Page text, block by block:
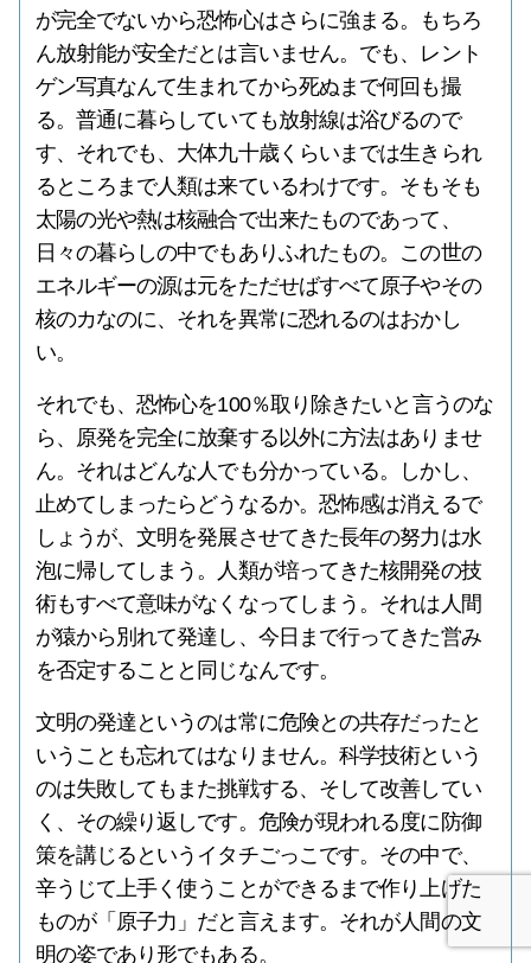
が完全でないから恐怖心はさらに強まる。もちろ
ん放射能が安全だとは言いません。でも、レント
ゲン写真なんて生まれてから死ぬまで何回も撮
る。普通に暮らしていても放射線は浴びるので
す、それでも、大体九十歳くらいまでは生きられ
るところまで人類は来ているわけです。そもそも
太陽の光や熱は核融合で出来たものであって、
日々の暮らしの中でもありふれたもの。この世の
エネルギーの源は元をただせばすべて原子やその
核のカなのに、それを異常に恐れるのはおかし
い。
それでも、恐怖心を100％取り除きたいと言うのな
ら、原発を完全に放棄する以外に方法はありませ
ん。それはどんな人でも分かっている。しかし、
止めてしまったらどうなるか。恐怖感は消えるで
しょうが、文明を発展させてきた長年の努力は水
泡に帰してしまう。人類が培ってきた核開発の技
術もすべて意味がなくなってしまう。それは人間
が猿から別れて発達し、今日まで行ってきた営み
を否定することと同じなんです。
文明の発達というのは常に危険との共存だったと
いうことも忘れてはなりません。科学技術という
のは失敗してもまた挑戦する、そして改善してい
く、その繰り返しです。危険が現われる度に防御
策を講じるというイタチごっこです。その中で、
辛うじて上手く使うことができるまで作り上げた
ものが「原子力」だと言えます。それが人間の文
明の姿であり形でもある。